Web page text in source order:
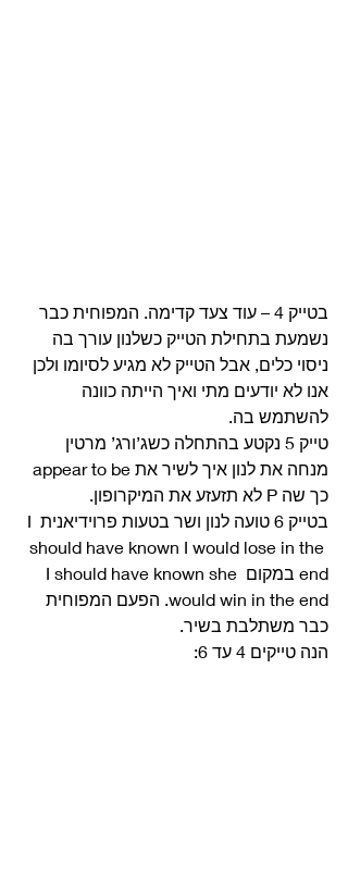
בטייק 4 – עוד צעד קדימה. המפוחית כבר
נשמעת בתחילת הטייק כשלנון עורך בה
ניסוי כלים, אבל הטייק לא מגיע לסיומו ולכן
אנו לא יודעים מתי ואיך הייתה כוונה
להשתמש בה.
טייק 5 נקטע בהתחלה כשג’ורג’ מרטין
כך שה P לא תזעזע את המיקרופון.
בטייק 6 טועה לנון ושר בטעות פרוידיאנית I
should have known I would lose in the
end במקום I should have known she
would win in the end. הפעם המפוחית
כבר משתלבת בשיר.
הנה טייקים 4 עד 6: